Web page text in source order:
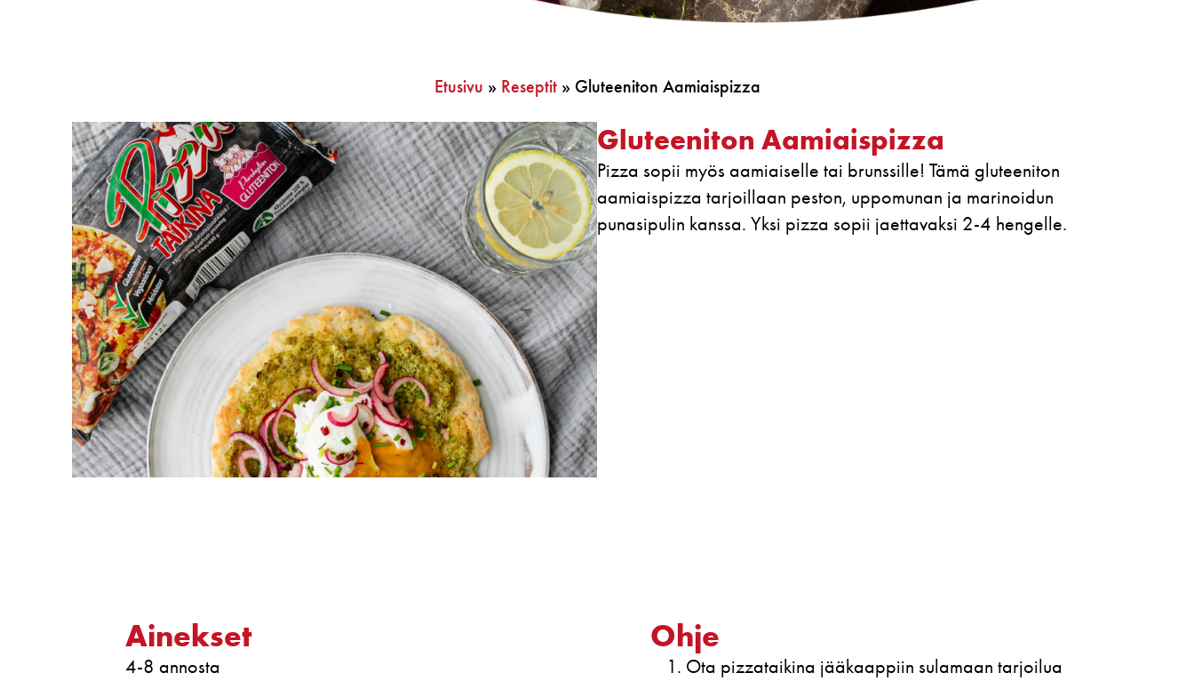
Etusivu » Reseptit» Gluteeniton Aamiaispizza
Gluteeniton Aamiaispizza
Pizza sopii myös aamiaiselle tai brunssille! Tämä gluteeniton
aamiaispizza tarjoillaan peston, uppomunan ja marinoidun
punasipulin kanssa. Yksi pizza sopii jaettavaksi 2-4 hengelle.
Ainekset
4-8 annosta
Ohje
Ota pizzataikina jääkaappiin sulamaan tarjoilua